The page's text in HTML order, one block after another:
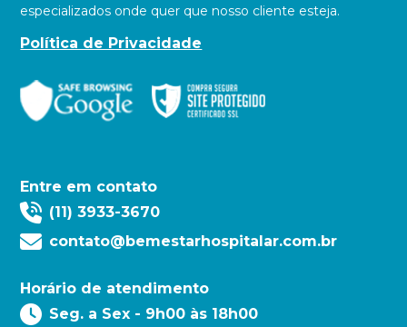
especializados onde quer que nosso cliente esteja.
Política de Privacidade
Entre em contato
(11) 3933-3670
contato@bemestarhospitalar.com.br
Horário de atendimento
Seg. a Sex - 9h00 às 18h00